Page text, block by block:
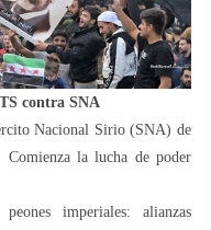
contra SNA
Nacional Sirio (SNA) de
la lucha de poder
imperiales: alianzas